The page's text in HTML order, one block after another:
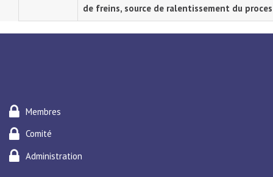
de freins, source de ralentissement du
Membres
Comité
Administration